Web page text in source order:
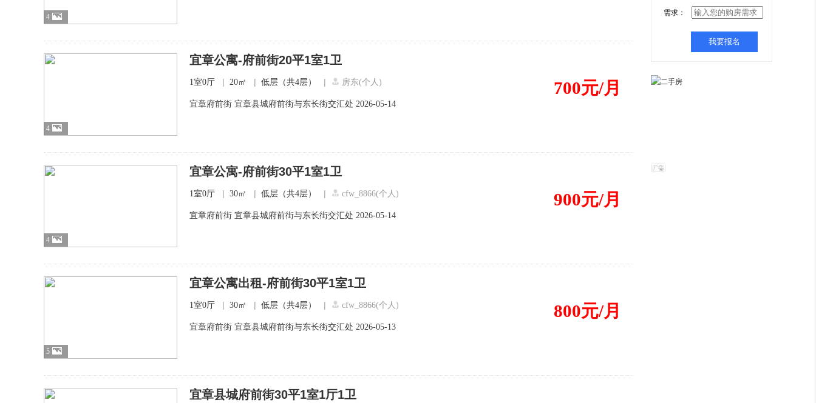
4
4
宜章公寓-府前街20平1室1卫
1室0厅 | 20㎡ | 低层（共4层） | 房东(个人)
宜章府前街 宜章县城府前街与东长街交汇处 2026-05-14
700元/月
4
宜章公寓-府前街30平1室1卫
1室0厅 | 30㎡ | 低层（共4层） | cfw_8866(个人)
宜章府前街 宜章县城府前街与东长街交汇处 2026-05-14
900元/月
5
宜章公寓出租-府前街30平1室1卫
1室0厅 | 30㎡ | 低层（共4层） | cfw_8866(个人)
宜章府前街 宜章县城府前街与东长街交汇处 2026-05-13
800元/月
宜章县城府前街30平1室1厅1卫
需求：